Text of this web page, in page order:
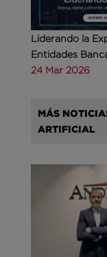
Liderando la
Entidades
24 Mar 2026
MÁS
ARTIFICIAL